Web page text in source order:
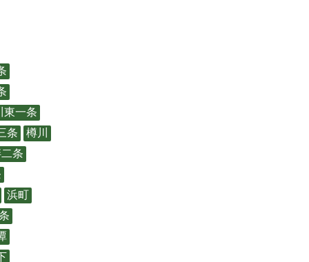
東一条
条
樽川
条
浜町